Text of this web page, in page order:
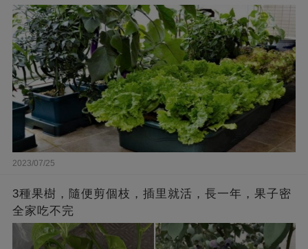
2023/07/25
3種果樹，隨便剪個枝，插里就活，長一年，果子密
全家吃不完